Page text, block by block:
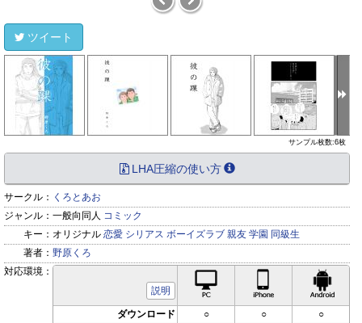
ツイート
サンプル枚数:6枚
LHA圧縮の使い方
サークル： くろとあお
ジャンル： 一般向同人 コミック
キー： オリジナル 恋愛 シリアス ボーイズラブ 親友 学園 同級生
著者： 野原くろ
対応環境：
説明
iPhone対応
ダウンロード ○ ○
○